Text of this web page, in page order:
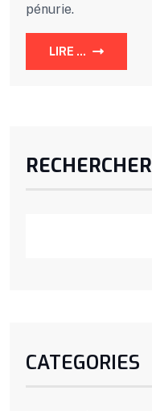
pénurie.
LIRE ...
RECHERCHER
CATEGORIES